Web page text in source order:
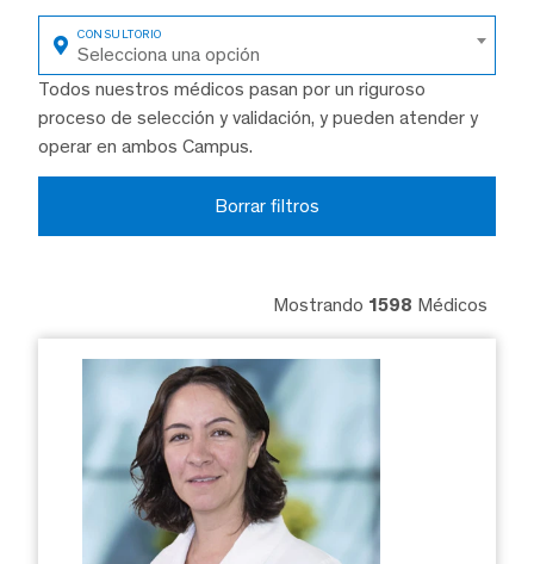
Selecciona una opción
Todos nuestros médicos pasan por un riguroso
proceso de selección y validación, y pueden atender y
operar en ambos Campus.
Borrar filtros
Mostrando 1598 Médicos